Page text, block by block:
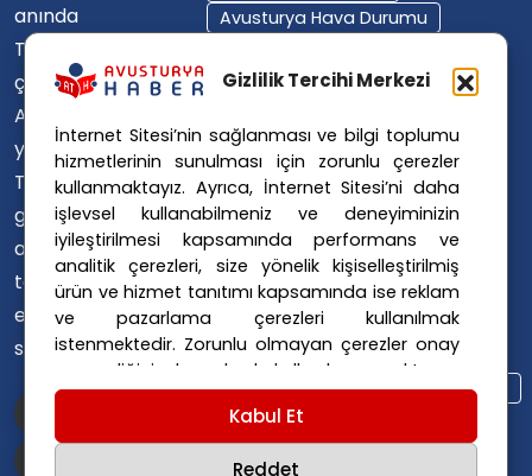
Gizlilik Tercihi Merkezi
İnternet Sitesi’nin sağlanması ve bilgi toplumu
hizmetlerinin sunulması için zorunlu çerezler
kullanmaktayız. Ayrıca, İnternet Sitesi’ni daha
işlevsel kullanabilmeniz ve deneyiminizin
iyileştirilmesi kapsamında performans ve
analitik çerezleri, size yönelik kişiselleştirilmiş
ürün ve hizmet tanıtımı kapsamında ise reklam
ve pazarlama çerezleri kullanılmak
istenmektedir. Zorunlu olmayan çerezler onay
vermediğiniz durumlarda kullanılmayacaktır.
Ayarlarınız 365 gün saklanır.
veGizlilik Politikasıiçin linklere tıklayınız.
Kabul Et
Reddet
anında
Türkçe'ye
çevirerek,
Avusturya'da
yaşayan
Türklerin ülke
gündemini
ana dillerinde
takip
etmelerini
sağlıyoruz.
Avusturya Hava Durumu
Avusturya Polisi
Avusturya Polis Soruşturması
Avusturya Sağlık Sistemi
Avusturya Siyaseti
Avusturya Suç Haberleri
Avusturya Trafik Haberleri
Donald Trump
FPÖ
Graz Okul Saldırısı
Internet Dolandırıcılığı
Itfaiye Müdahalesi
Viyana Polisi
Viyana Suç Haberleri